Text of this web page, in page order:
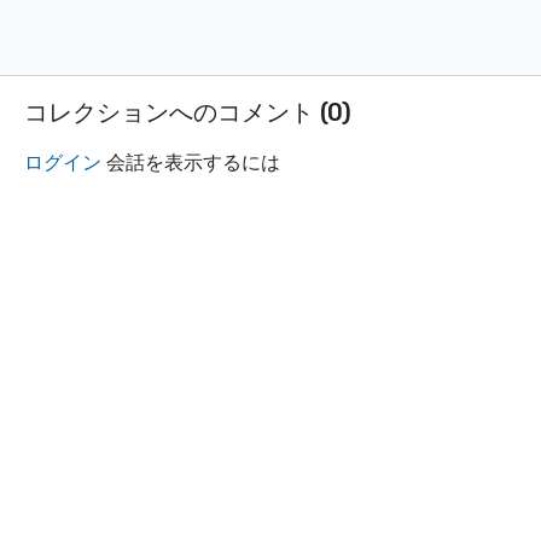
コレクションへのコメント (0)
ログイン 会話を表示するには